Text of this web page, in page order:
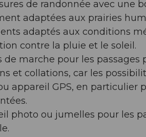
de randonnée avec une
adaptées aux prairies
adaptés aux conditions
contre la pluie et le soleil.
de marche pour les
et collations, car les
appareil GPS, en particulier
photo ou jumelles pour les